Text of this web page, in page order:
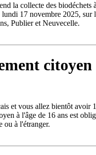
la collecte des biodéchets
17 novembre 2025, sur
Publier et Neuvecelle.
citoyen
et vous allez bientôt avoir
à l'âge de 16 ans est
ou à l'étranger.